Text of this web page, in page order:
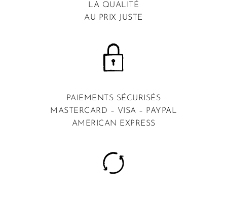
LA QUALITÉ
AU PRIX JUSTE
PAIEMENTS SÉCURISÉS
MASTERCARD – VISA – PAYPAL
AMERICAN EXPRESS